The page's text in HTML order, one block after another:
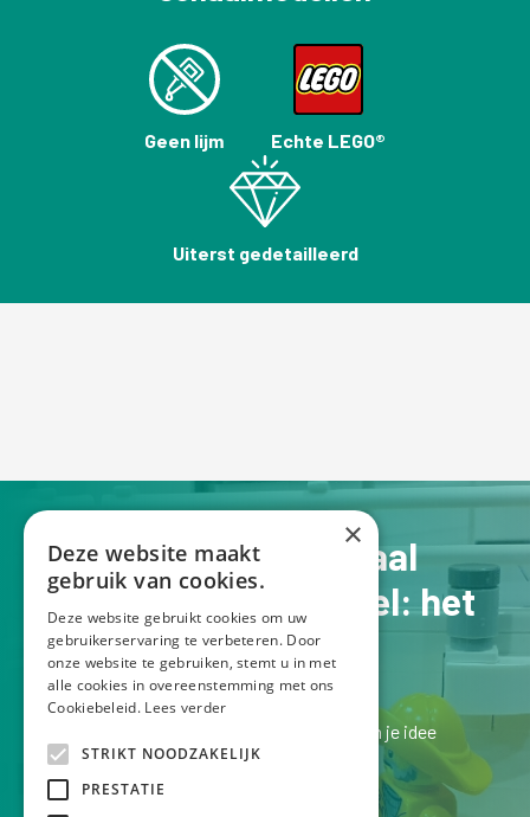
Geen lijm Echte LEGO®
Uiterst gedetailleerd
Jouw verhaal op schaal
Een Lego schaalmodel: het
perfecte pronkstuk
Laten we kennismaken bij een kopje koffie en je idee
bespreken.
Ik luister graag naar je verhaal!
×
Deze website maakt
gebruik van cookies.
Deze website gebruikt cookies om uw
gebruikerservaring te verbeteren. Door
onze website te gebruiken, stemt u in met
alle cookies in overeenstemming met ons
Cookiebeleid. Lees verder
STRIKT NOODZAKELIJK
PRESTATIE